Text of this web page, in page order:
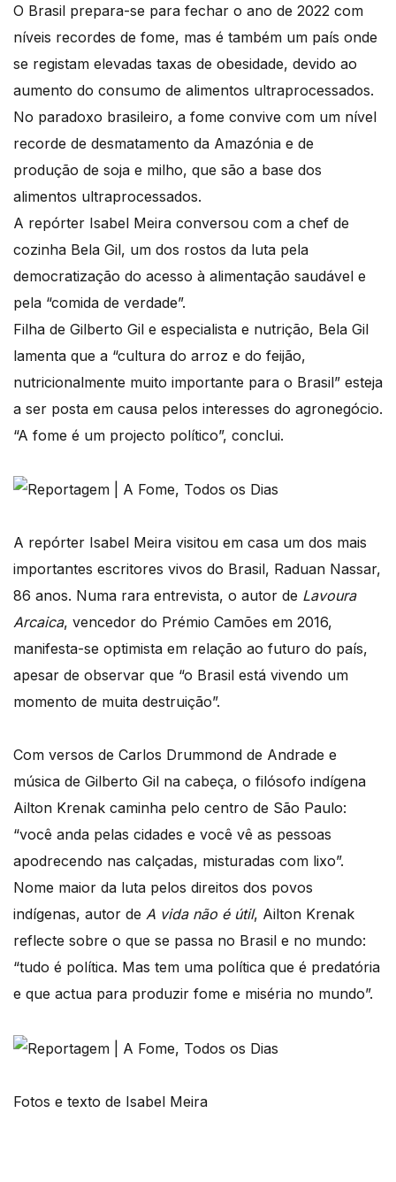
O Brasil prepara-se para fechar o ano de 2022 com
níveis recordes de fome, mas é também um país onde
se registam elevadas taxas de obesidade, devido ao
aumento do consumo de alimentos ultraprocessados.
No paradoxo brasileiro, a fome convive com um nível
recorde de desmatamento da Amazónia e de
produção de soja e milho, que são a base dos
alimentos ultraprocessados.
A repórter Isabel Meira conversou com a chef de
cozinha Bela Gil, um dos rostos da luta pela
democratização do acesso à alimentação saudável e
pela “comida de verdade”.
Filha de Gilberto Gil e especialista e nutrição, Bela Gil
lamenta que a “cultura do arroz e do feijão,
nutricionalmente muito importante para o Brasil” esteja
a ser posta em causa pelos interesses do agronegócio.
“A fome é um projecto político”, conclui.
A repórter Isabel Meira visitou em casa um dos mais
importantes escritores vivos do Brasil, Raduan Nassar,
86 anos. Numa rara entrevista, o autor de Lavoura
Arcaica, vencedor do Prémio Camões em 2016,
manifesta-se optimista em relação ao futuro do país,
apesar de observar que “o Brasil está vivendo um
momento de muita destruição”.
Com versos de Carlos Drummond de Andrade e
música de Gilberto Gil na cabeça, o filósofo indígena
Ailton Krenak caminha pelo centro de São Paulo:
“você anda pelas cidades e você vê as pessoas
apodrecendo nas calçadas, misturadas com lixo”.
Nome maior da luta pelos direitos dos povos
indígenas, autor de A vida não é útil, Ailton Krenak
reflecte sobre o que se passa no Brasil e no mundo:
“tudo é política. Mas tem uma política que é predatória
e que actua para produzir fome e miséria no mundo”.
Fotos e texto de Isabel Meira